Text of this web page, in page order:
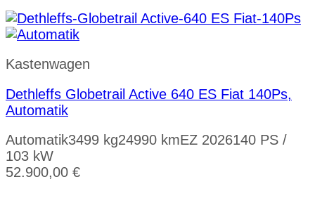
Kastenwagen
Dethleffs Globetrail Active 640 ES Fiat 140Ps,
Automatik
Automatik3499 kg24990 kmEZ 2026140 PS /
103 kW
52.900,00 €